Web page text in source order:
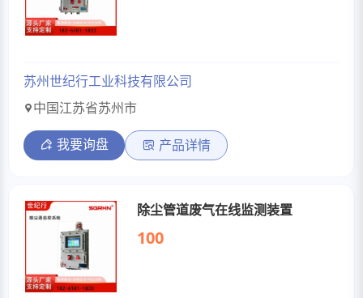
苏州世纪行工业科技有限公司
中国江苏省苏州市
我要询盘 产品详情
除尘管道废气在线监测装置
100